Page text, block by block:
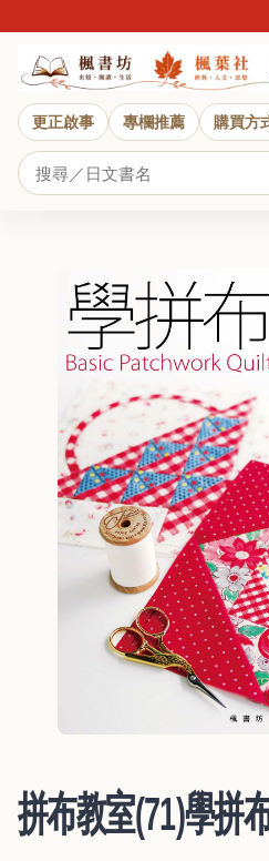
更正啟事 專欄推薦 購買方
拼布教室(71)學拼